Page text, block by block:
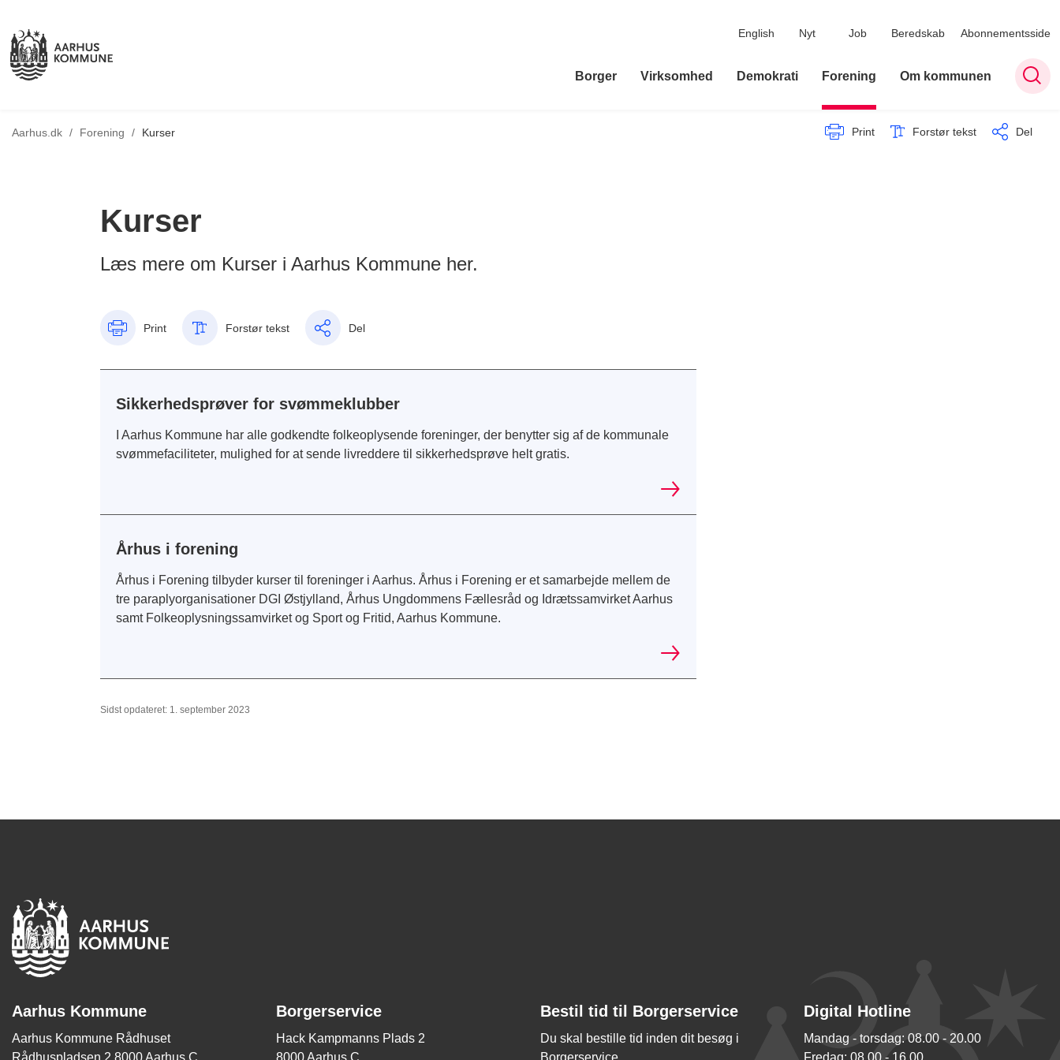
English Nyt Job Beredskab Abonnementsside
Borger Virksomhed Demokrati Forening Om kommunen
Aarhus.dk / Tilbage til
Forening / Kurser Print Forstør tekst Del
Kurser
Læs mere om Kurser i Aarhus Kommune her.
Print Forstør tekst Del
Sikkerhedsprøver for svømmeklubber
I Aarhus Kommune har alle godkendte folkeoplysende foreninger, der benytter sig af de kommunale
svømmefaciliteter, mulighed for at sende livreddere til sikkerhedsprøve helt gratis.
Århus i forening
Århus i Forening tilbyder kurser til foreninger i Aarhus. Århus i Forening er et samarbejde mellem de
tre paraplyorganisationer DGI Østjylland, Århus Ungdommens Fællesråd og Idrætssamvirket Aarhus
samt Folkeoplysningssamvirket og Sport og Fritid, Aarhus Kommune.
Sidst opdateret: 1. september 2023
Aarhus Kommune
Aarhus Kommune Rådhuset
Rådhuspladsen 2 8000 Aarhus C
Borgerservice
Hack Kampmanns Plads 2
8000 Aarhus C
Bestil tid til Borgerservice
Du skal bestille tid inden dit besøg i
Borgerservice.
Digital Hotline
Mandag - torsdag: 08.00 - 20.00
Fredag: 08.00 - 16.00